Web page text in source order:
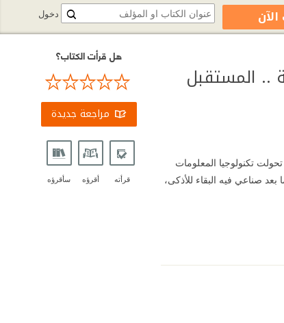
.. المستقبل
تكنولوجيا المعلومات
صناعي فيه البقاء للأذكى،
هل قرأت الكتاب؟
مراجعة جديدة
قرأته أقرؤه سأقرؤه
دخول